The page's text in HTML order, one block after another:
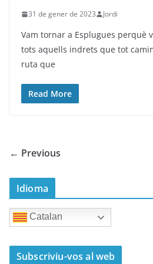
31 de gener de 2023 Jordi
Vam tornar a Esplugues perquè
tots aquells indrets que tot
ruta que
Read More
← Previous
Idioma
Catalan
Subscriviu-vos al web